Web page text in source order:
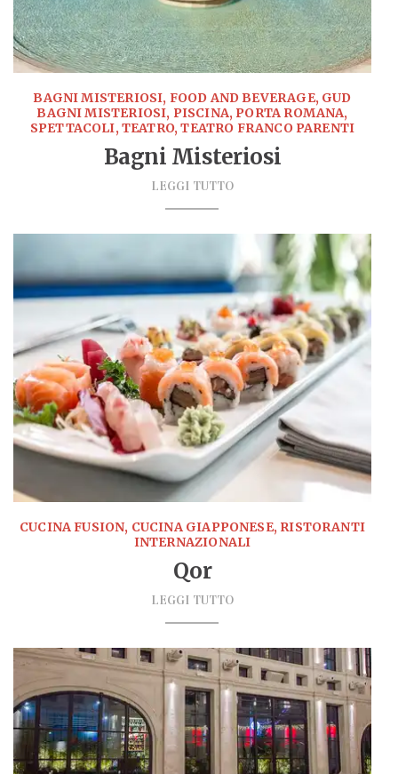
BAGNI MISTERIOSI, FOOD AND BEVERAGE, GUD
BAGNI MISTERIOSI, PISCINA, PORTA ROMANA,
SPETTACOLI, TEATRO, TEATRO FRANCO PARENTI
Bagni Misteriosi
LEGGI TUTTO
CUCINA FUSION, CUCINA GIAPPONESE, RISTORANTI
INTERNAZIONALI
Qor
LEGGI TUTTO